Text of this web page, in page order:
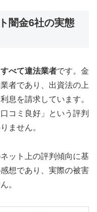
闇金6社の実態
すべて違法業者です。金
者であり、出資法の上
息を請求しています。
コミ良好」という評判
ません。
ット上の評判傾向に基
想であり、実際の被害
。